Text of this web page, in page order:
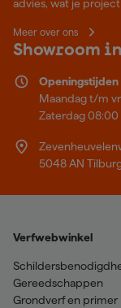
advies, wat je project
Meer over ons
Showroom
Openingstijden
Maandag t/m
Zaterdag 08:00
5048 AN
Verfwebwinkel
Gereedschappen
Grondverf en primer